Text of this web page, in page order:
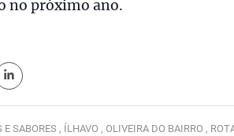
no próximo ano.
E SABORES , ÍLHAVO , OLIVEIRA DO BAIRRO ,